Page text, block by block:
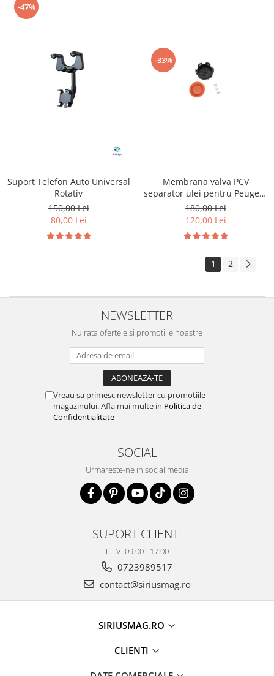
-47%
Suport Telefon Auto Universal
Rotativ
150,00 Lei
80,00 Lei
-33%
Membrana valva PCV
separator ulei pentru Peugeot
1.6 HDI
180,00 Lei
120,00 Lei
1 2
NEWSLETTER
Nu rata ofertele si promotiile noastre
Vreau sa primesc newsletter cu promotiile
magazinului. Afla mai multe in Politica de
Confidentialitate
SOCIAL
Urmareste-ne in social media
SUPORT CLIENTI
L - V: 09:00 - 17:00
0723989517
contact@siriusmag.ro
SIRIUSMAG.RO
CLIENTI